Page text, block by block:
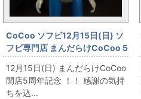
CoCoo ソフビ12月15日(日) ソ
フビ専門店 まんだらけCoCoo 5
周年記念 「増田屋 飛べ流星人間
ゾーン 240mm」
12月15日(日) まんだらけCoCoo
開店5周年記念 ！！ 感謝の気持
ちを込...